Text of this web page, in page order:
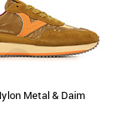
Metal & Daim